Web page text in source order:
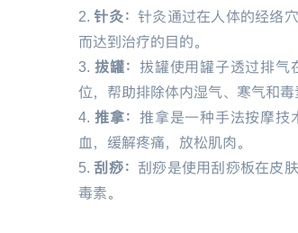
2.针灸： 针灸通过在人体的经络
而达到治疗的目的。
3. 拔罐： 拔罐使用罐子透过排气
位，帮助排除体内湿气、寒气和毒
4. 推拿：推拿是一种手法按摩技
血，缓解疼痛，放松肌肉。
5.刮痧：刮痧是使用刮痧板在皮
毒素。